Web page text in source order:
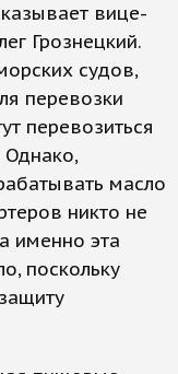
вице-
Грознецкий.
судов,
перевозки
перевозиться
Однако,
масло
никто не
именно эта
поскольку